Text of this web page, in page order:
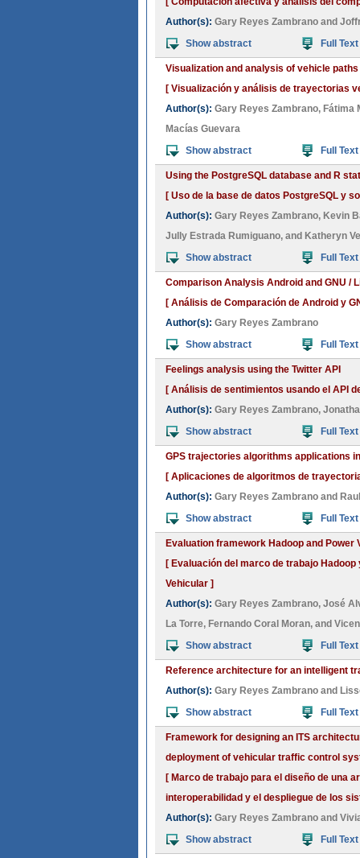
Author(s): Gary Reyes Zambrano and
Show abstract
Full Text
Visualization and analysis of vehicle paths
[ Visualización y análisis de trayectorias
Author(s): Gary Reyes Zambrano, Fátima
Macías Guevara
Show abstract
Full Text
Using the PostgreSQL database and R
[ Uso de la base de datos PostgreSQL y
Author(s): Gary Reyes Zambrano, Kevin
Jully Estrada Rumiguano, and Katheryn
Show abstract
Full Text
Comparison Analysis Android and GNU /
[ Análisis de Comparación de Android y
Author(s): Gary Reyes Zambrano
Show abstract
Full Text
Feelings analysis using the Twitter API
[ Análisis de sentimientos usando el API
Author(s): Gary Reyes Zambrano,
Show abstract
Full Text
GPS trajectories algorithms applications
[ Aplicaciones de algoritmos de
Author(s): Gary Reyes Zambrano and
Show abstract
Full Text
Evaluation framework Hadoop and Power
[ Evaluación del marco de trabajo
Vehicular ]
Author(s): Gary Reyes Zambrano, José
La Torre, Fernando Coral Moran, and
Show abstract
Full Text
Reference architecture for an intelligent
Author(s): Gary Reyes Zambrano and
Show abstract
Full Text
Framework for designing an ITS
deployment of vehicular traffic control
[ Marco de trabajo para el diseño de una
interoperabilidad y el despliegue de los
Author(s): Gary Reyes Zambrano and
Show abstract
Full Text